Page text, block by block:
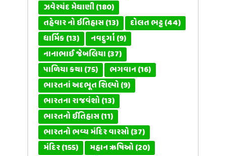
ઝવેરચંદ મેઘાણી(180)
તહેવાર નો ઇતિહાસ(13) દોલત ભટ્ટ(44)
ધાર્મિક(13) નવદુર્ગા(9)
નાનાભાઈ જેબલિયા(37)
પાળિયા કથા(75) ભગવાન(16)
ભારતનાં અદભૂત શિલ્પો(9)
ભારતના રાજવંશો(13)
ભારતનો ઈતિહાસ(11)
ભારતનો ભવ્ય મંદિર વારસો(37)
મંદિર(155) મહાન ઋષિઓ(20)